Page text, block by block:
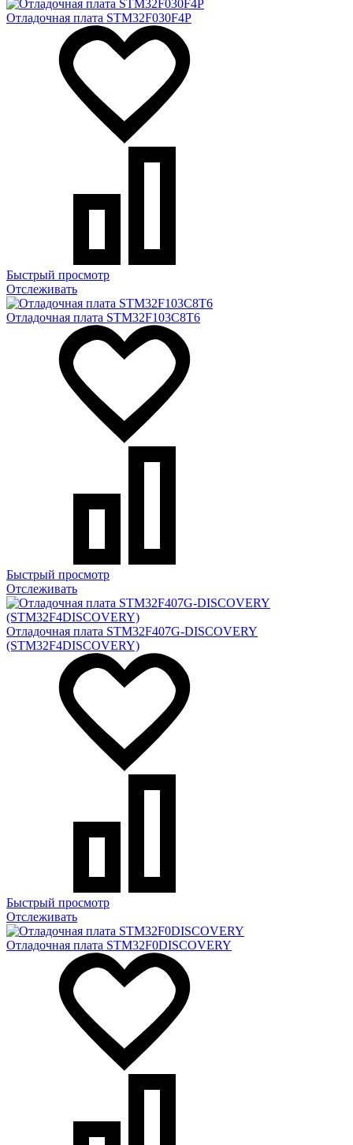
Отладочная плата STM32F030F4P
Быстрый просмотр
Отслеживать
Отладочная плата STM32F103C8T6
Быстрый просмотр
Отслеживать
Отладочная плата STM32F407G-DISCOVERY
(STM32F4DISCOVERY)
Быстрый просмотр
Отслеживать
Отладочная плата STM32F0DISCOVERY